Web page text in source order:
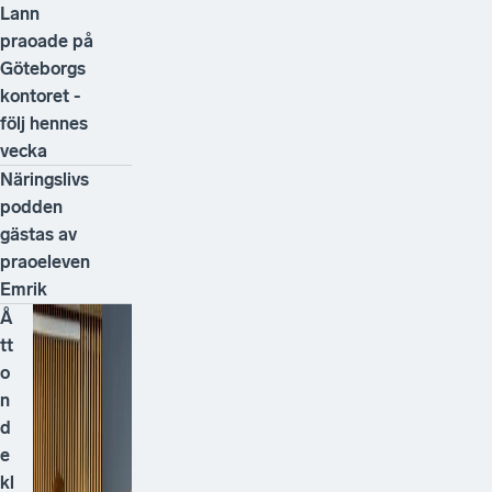
Lann
praoade på
Göteborgs
kontoret -
följ hennes
vecka
Näringslivs
podden
gästas av
praoeleven
Emrik
Å
tt
o
n
d
e
kl